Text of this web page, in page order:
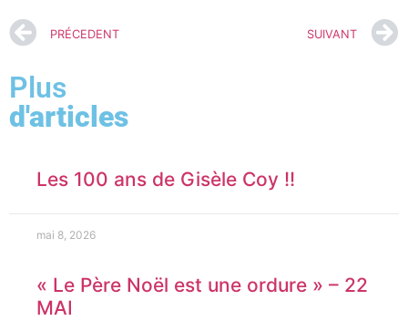
PRÉCEDENT SUIVANT
Plus
d'articles
Les 100 ans de Gisèle Coy !!
mai 8, 2026
« Le Père Noël est une ordure » – 22
MAI